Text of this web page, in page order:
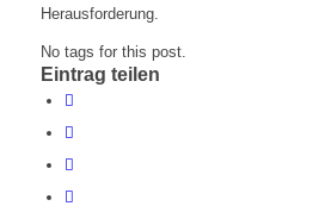
Herausforderung.
No tags for this post.
Eintrag teilen